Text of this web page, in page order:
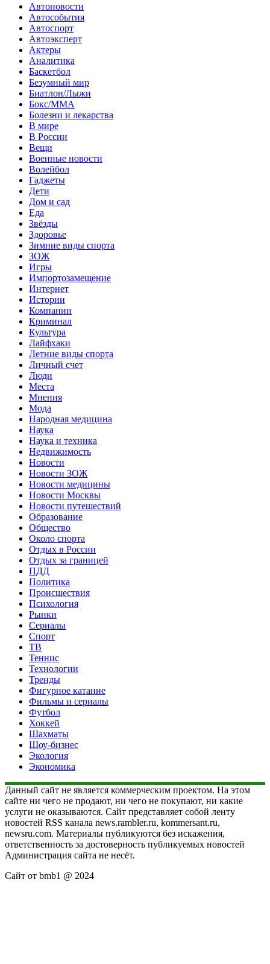
Автоновости
Автособытия
Автоспорт
Автоэксперт
Актеры
Аналитика
Баскетбол
Безумный мир
Биатлон/Лыжи
Бокс/MMA
Болезни и лекарства
В мире
В России
Вещи
Военные новости
Волейбол
Гаджеты
Дети
Дом и сад
Еда
Звёзды
Здоровье
Зимние виды спорта
ЗОЖ
Игры
Импортозамещение
Интернет
Истории
Компании
Криминал
Культура
Лайфхаки
Летние виды спорта
Личный счет
Люди
Места
Мнения
Мода
Народная медицина
Наука
Наука и техника
Недвижимость
Новости
Новости ЗОЖ
Новости медицины
Новости Москвы
Новости путешествий
Образование
Общество
Около спорта
Отдых в России
Отдых за границей
ПДД
Политика
Происшествия
Психология
Рынки
Сериалы
Спорт
ТВ
Теннис
Технологии
Тренды
Фигурное катание
Фильмы и сериалы
Футбол
Хоккей
Шахматы
Шоу-бизнес
Экология
Экономика
Данный сайт не является коммерческим проектом. На этом
сайте ни чего не продают, ни чего не покупают, ни какие
услуги не оказываются. Сайт представляет собой ленту
новостей RSS канала news.rambler.ru, kommersant.ru,
newsru.com. Материалы публикуются без искажения,
ответственность за достоверность публикуемых новостей
Администрация сайта не несёт.
Сайт от bmb1 @ 2024